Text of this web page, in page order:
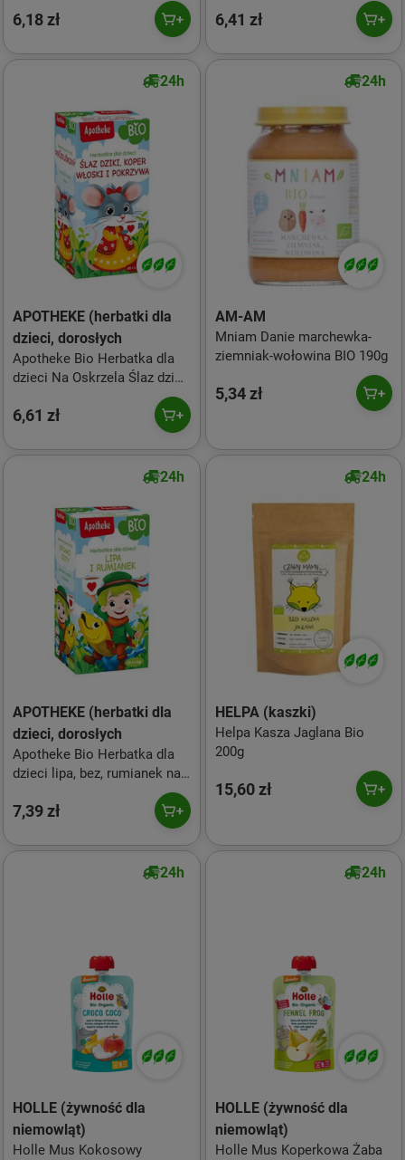
6,18 zł 6,41 zł
24h
APOTHEKE (herbatki dla
dzieci, dorosłych
Apotheke Bio Herbatka dla
dzieci Na Oskrzela Ślaz dziki
6,61 zł
24h
AM-AM
Mniam Danie marchewka-
ziemniak-wołowina BIO 190g
5,34 zł
24h
APOTHEKE (herbatki dla
dzieci, dorosłych
Apotheke Bio Herbatka dla
dzieci lipa, bez, rumianek na
7,39 zł
24h
HELPA (kaszki)
Helpa Kasza Jaglana Bio
200g
15,60 zł
24h
HOLLE (żywność dla
niemowląt)
Holle Mus Kokosowy
24h
HOLLE (żywność dla
niemowląt)
Holle Mus Koperkowa Żaba